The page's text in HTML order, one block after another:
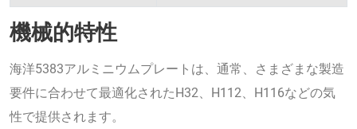
機械的特性
海洋5383アルミニウムプレートは、通常、さまざまな製造
要件に合わせて最適化されたH32、H112、H116などの気
性で提供されます。